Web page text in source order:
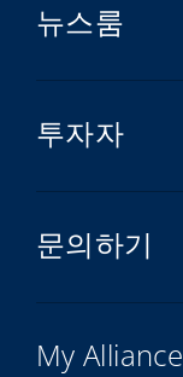
뉴스룸
투자자
문의하기
My Alliance